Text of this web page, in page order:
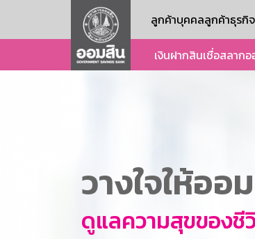
ลูกค้าบุคคลลูกค้าธุรกิจ
เงินฝากสินเชื่อสลาก
วางใจให้ออ
ดูแลความสุขของ